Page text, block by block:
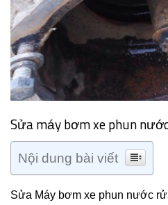
Sửa máy bơm xe phun
Nội dung bài viết
Sửa Máy bơm xe phun nước